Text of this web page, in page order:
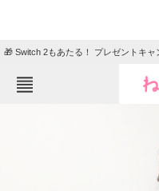
🎁 Switch 2もあたる！ プレゼントキャ